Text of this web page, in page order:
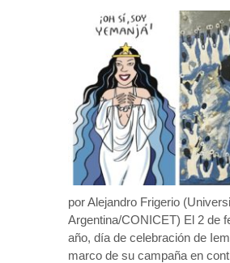
por Alejandro Frigerio
Argentina/CONICET) El 2 de
año, día de celebración de
marco de su campaña en